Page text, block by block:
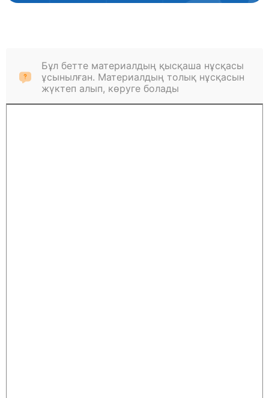
Бұл бетте материалдың қысқаша нұсқасы
ұсынылған. Материалдың толық нұсқасын
жүктеп алып, көруге болады